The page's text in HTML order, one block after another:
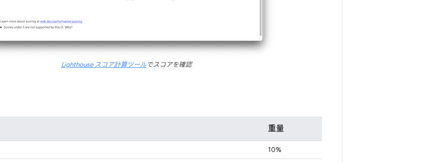
Lighthouse スコア計算ツールでスコアを確認
重量
10%